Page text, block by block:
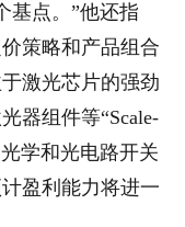
基点。”他还指
策略和产品组合
激光芯片的强劲
器组件等“Scale-
学和光电路开关
盈利能力将进一